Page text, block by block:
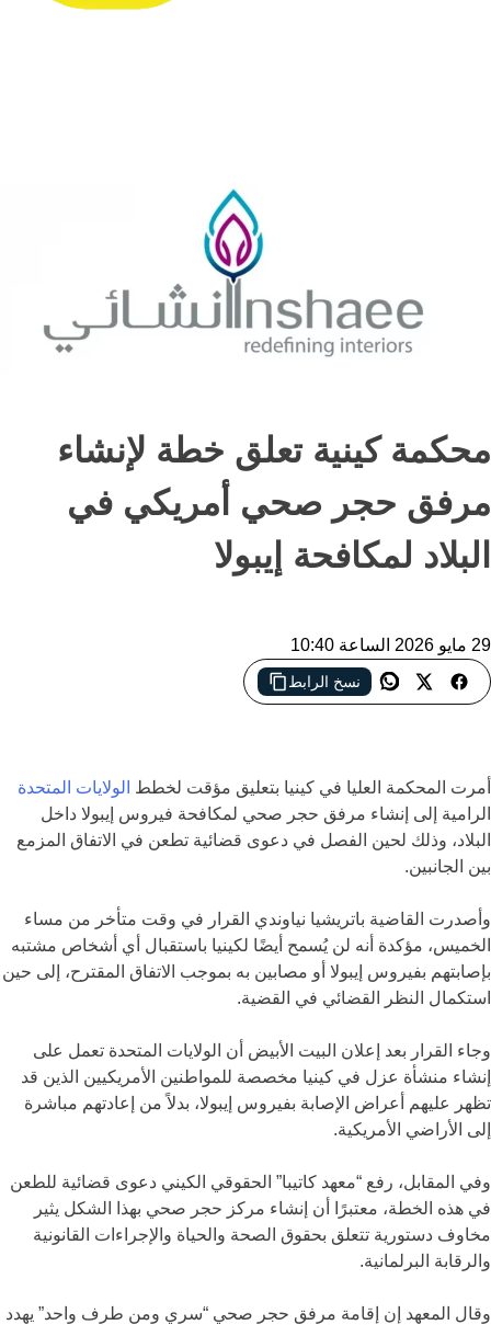
محكمة كينية تعلق خطة لإنشاء
مرفق حجر صحي أمريكي في
البلاد لمكافحة إيبولا
29 مايو 2026 الساعة 10:40
نسخ الرابط
محكمة كينية توقف مؤقتًا خطة أمريكية لإنشاء مركز حجر صحي
أمرت المحكمة العليا في كينيا بتعليق مؤقت لخطط الولايات المتحدة
الرامية إلى إنشاء مرفق حجر صحي لمكافحة فيروس إيبولا داخل
البلاد، وذلك لحين الفصل في دعوى قضائية تطعن في الاتفاق المزمع
بين الجانبين.
وأصدرت القاضية باتريشيا نياوندي القرار في وقت متأخر من مساء
الخميس، مؤكدة أنه لن يُسمح أيضًا لكينيا باستقبال أي أشخاص مشتبه
بإصابتهم بفيروس إيبولا أو مصابين به بموجب الاتفاق المقترح، إلى حين
استكمال النظر القضائي في القضية.
وجاء القرار بعد إعلان البيت الأبيض أن الولايات المتحدة تعمل على
إنشاء منشأة عزل في كينيا مخصصة للمواطنين الأمريكيين الذين قد
تظهر عليهم أعراض الإصابة بفيروس إيبولا، بدلاً من إعادتهم مباشرة
إلى الأراضي الأمريكية.
وفي المقابل، رفع “معهد كاتيبا” الحقوقي الكيني دعوى قضائية للطعن
في هذه الخطة، معتبرًا أن إنشاء مركز حجر صحي بهذا الشكل يثير
مخاوف دستورية تتعلق بحقوق الصحة والحياة والإجراءات القانونية
والرقابة البرلمانية.
وقال المعهد إن إقامة مرفق حجر صحي “سري ومن طرف واحد” يهدد